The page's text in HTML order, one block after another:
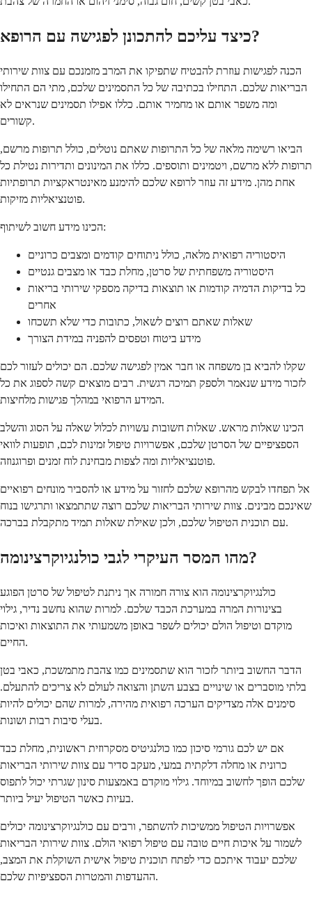
כיצד עליכם להתכונן לפגישה עם הרופא?
הכנה לפגישות עוזרת להבטיח שתפיקו את המרב מזמנכם עם צוות שירותי
הבריאות שלכם. התחילו בכתיבה של כל התסמינים שלכם, מתי הם התחילו
ומה משפר אותם או מחמיר אותם. כללו אפילו תסמינים שנראים לא
קשורים.
הביאו רשימה מלאה של כל התרופות שאתם נוטלים, כולל תרופות מרשם,
תרופות ללא מרשם, ויטמינים ותוספים. כללו את המינונים ותדירות נטילת כל
אחת מהן. מידע זה עוזר לרופא שלכם להימנע מאינטראקציות תרופתיות
פוטנציאליות מזיקות.
הכינו מידע חשוב לשיתוף:
היסטוריה רפואית מלאה, כולל ניתוחים קודמים ומצבים כרוניים
היסטוריה משפחתית של סרטן, מחלת כבד או מצבים גנטיים
כל בדיקות הדמיה קודמות או תוצאות בדיקה מספקי שירותי בריאות
אחרים
שאלות שאתם רוצים לשאול, כתובות כדי שלא תשכחו
מידע ביטוח וטפסים להפניה במידת הצורך
שקלו להביא בן משפחה או חבר אמין לפגישה שלכם. הם יכולים לעזור לכם
לזכור מידע שנאמר ולספק תמיכה רגשית. רבים מוצאים קשה לספוג את כל
המידע הרפואי במהלך פגישות מלחיצות.
הכינו שאלות מראש. שאלות חשובות עשויות לכלול שאלה על הסוג והשלב
הספציפיים של הסרטן שלכם, אפשרויות טיפול זמינות לכם, תופעות לוואי
פוטנציאליות ומה לצפות מבחינת לוח זמנים ופרוגנוזה.
אל תפחדו לבקש מהרופא שלכם לחזור על מידע או להסביר מונחים רפואיים
שאינכם מבינים. צוות שירותי הבריאות שלכם רוצה שתתמצאו ותרגישו בנוח
עם תוכנית הטיפול שלכם, ולכן שאילת שאלות תמיד מתקבלת בברכה.
מהו המסר העיקרי לגבי כולנגיוקרצינומה?
כולנגיוקרצינומה הוא צורה חמורה אך ניתנת לטיפול של סרטן הפוגע
בצינורות המרה במערכת הכבד שלכם. למרות שהוא נחשב נדיר, גילוי
מוקדם וטיפול הולם יכולים לשפר באופן משמעותי את התוצאות ואיכות
החיים.
הדבר החשוב ביותר לזכור הוא שתסמינים כמו צהבת מתמשכת, כאבי בטן
בלתי מוסברים או שינויים בצבע השתן והצואה לעולם לא צריכים להתעלם.
סימנים אלה מצדיקים הערכה רפואית מהירה, למרות שהם יכולים להיות
בעלי סיבות רבות ושונות.
אם יש לכם גורמי סיכון כמו כולנגיטיס מסקרוזית ראשונית, מחלת כבד
כרונית או מחלה דלקתית במעי, מעקב סדיר עם צוות שירותי הבריאות
שלכם הופך לחשוב במיוחד. גילוי מוקדם באמצעות סינון שגרתי יכול לתפוס
בעיות כאשר הטיפול יעיל ביותר.
אפשרויות הטיפול ממשיכות להשתפר, ורבים עם כולנגיוקרצינומה יכולים
לשמור על איכות חיים טובה עם טיפול רפואי הולם. צוות שירותי הבריאות
שלכם יעבוד איתכם כדי לפתח תוכנית טיפול אישית השוקלת את המצב,
ההעדפות והמטרות הספציפיות שלכם.